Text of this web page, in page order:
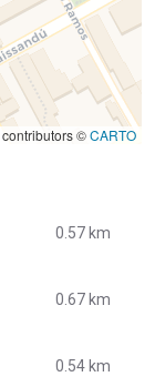
contributors ©CARTO
0.57 km
0.67 km
0.54 km